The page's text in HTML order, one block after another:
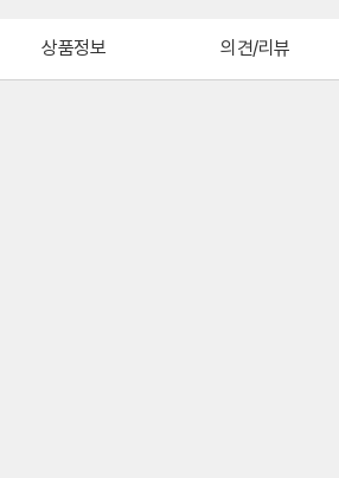
상품정보 의견/리뷰